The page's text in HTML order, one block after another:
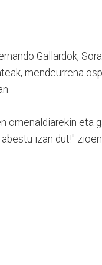
Gallardok,
mendeurrena
omenaldiarekin eta
izan dut!"